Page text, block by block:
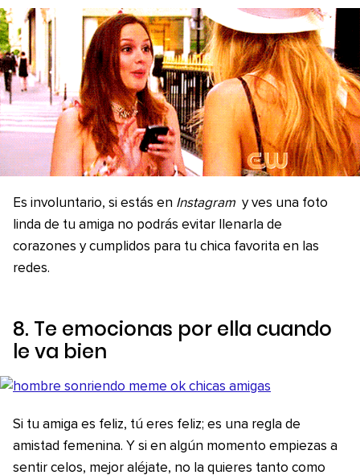
Es involuntario, si estás en Instagram y ves una foto
linda de tu amiga no podrás evitar llenarla de
corazones y cumplidos para tu chica favorita en las
redes.
8. Te emocionas por ella cuando
le va bien
Si tu amiga es feliz, tú eres feliz; es una regla de
amistad femenina. Y si en algún momento empiezas a
sentir celos, mejor aléjate, no la quieres tanto como